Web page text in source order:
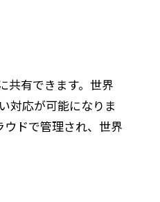
共有できます。世界
対応が可能になりま
ウドで管理され、世界